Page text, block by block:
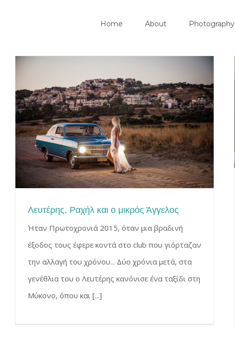
Home About Photography
Λευτέρης, Ραχήλ και ο μικρός Άγγελος
Ήταν Πρωτοχρονιά 2015, όταν μια βραδινή
έξοδος τους έφερε κοντά στο club που γιόρταζαν
την αλλαγή του χρόνου... Δύο χρόνια μετά, στα
γενέθλια του ο Λευτέρης κανόνισε ένα ταξίδι στη
Μύκονο, όπου και [...]